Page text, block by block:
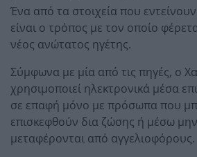
Ένα από τα στοιχεία που
είναι ο τρόπος με τον οποίο
νέος ανώτατος ηγέτης.
Σύμφωνα με μία από τις πηγές, ο
χρησιμοποιεί ηλεκτρονικά μέσα
σε επαφή μόνο με πρόσωπα που
επισκεφθούν δια ζώσης ή μέσω
μεταφέρονται από αγγελιοφόρους.